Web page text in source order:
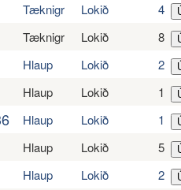
Tæknigr Lokið 4
Tæknigr Lokið 8
Hlaup Lokið 2
Hlaup Lokið 1
Hlaup Lokið 1
Hlaup Lokið 5
Hlaup Lokið 2